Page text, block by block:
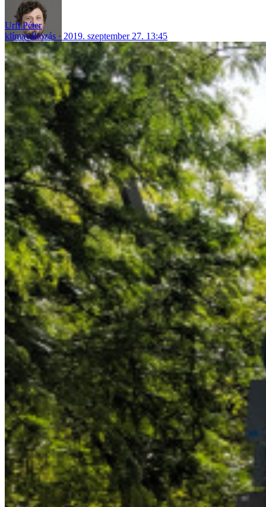
Urfi Péter
klímaváltozás
2019. szeptember 27. 13:45